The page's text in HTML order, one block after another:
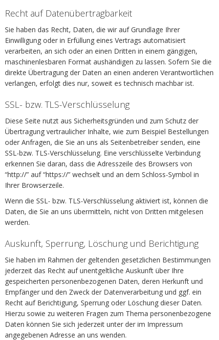
Recht auf Datenübertragbarkeit
Sie haben das Recht, Daten, die wir auf Grundlage Ihrer
Einwilligung oder in Erfüllung eines Vertrags automatisiert
verarbeiten, an sich oder an einen Dritten in einem gängigen,
maschinenlesbaren Format aushändigen zu lassen. Sofern Sie die
direkte Übertragung der Daten an einen anderen Verantwortlichen
verlangen, erfolgt dies nur, soweit es technisch machbar ist.
SSL- bzw. TLS-Verschlüsselung
Diese Seite nutzt aus Sicherheitsgründen und zum Schutz der
Übertragung vertraulicher Inhalte, wie zum Beispiel Bestellungen
oder Anfragen, die Sie an uns als Seitenbetreiber senden, eine
SSL-bzw. TLS-Verschlüsselung. Eine verschlüsselte Verbindung
erkennen Sie daran, dass die Adresszeile des Browsers von
“http://” auf “https://” wechselt und an dem Schloss-Symbol in
Ihrer Browserzeile.
Wenn die SSL- bzw. TLS-Verschlüsselung aktiviert ist, können die
Daten, die Sie an uns übermitteln, nicht von Dritten mitgelesen
werden.
Auskunft, Sperrung, Löschung und Berichtigung
Sie haben im Rahmen der geltenden gesetzlichen Bestimmungen
jederzeit das Recht auf unentgeltliche Auskunft über Ihre
gespeicherten personenbezogenen Daten, deren Herkunft und
Empfänger und den Zweck der Datenverarbeitung und ggf. ein
Recht auf Berichtigung, Sperrung oder Löschung dieser Daten.
Hierzu sowie zu weiteren Fragen zum Thema personenbezogene
Daten können Sie sich jederzeit unter der im Impressum
angegebenen Adresse an uns wenden.